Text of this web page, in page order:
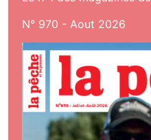
N° 970 - Aout 2026